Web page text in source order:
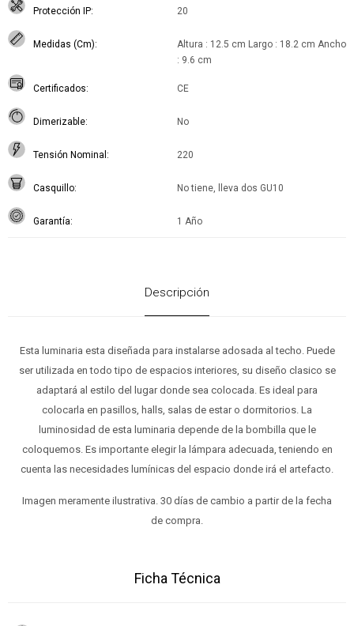
Protección IP 20
Medidas (Cm)
Altura : 12.5 cm Largo : 18.2 cm Ancho
: 9.6 cm
Certificados CE
Dimerizable No
Tensión Nominal 220
Casquillo No tiene, lleva dos GU10
Garantía 1 Año
Descripción
Esta luminaria esta diseñada para instalarse adosada al techo. Puede
ser utilizada en todo tipo de espacios interiores, su diseño clasico se
adaptará al estilo del lugar donde sea colocada. Es ideal para
colocarla en pasillos, halls, salas de estar o dormitorios. La
luminosidad de esta luminaria depende de la bombilla que le
coloquemos. Es importante elegir la lámpara adecuada, teniendo en
cuenta las necesidades lumínicas del espacio donde irá el artefacto.
Imagen meramente ilustrativa. 30 días de cambio a partir de la fecha
de compra.
Ficha Técnica